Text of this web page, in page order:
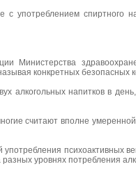
с употреблением спиртного
Министерства
конкретных безопасных
алкогольных напитков в
считают вполне
психоактивных
уровнях потребления